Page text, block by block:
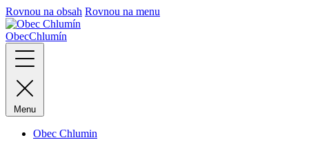
Rovnou na obsah Rovnou na menu
ObecChlumín
Menu
Obec Chlumin